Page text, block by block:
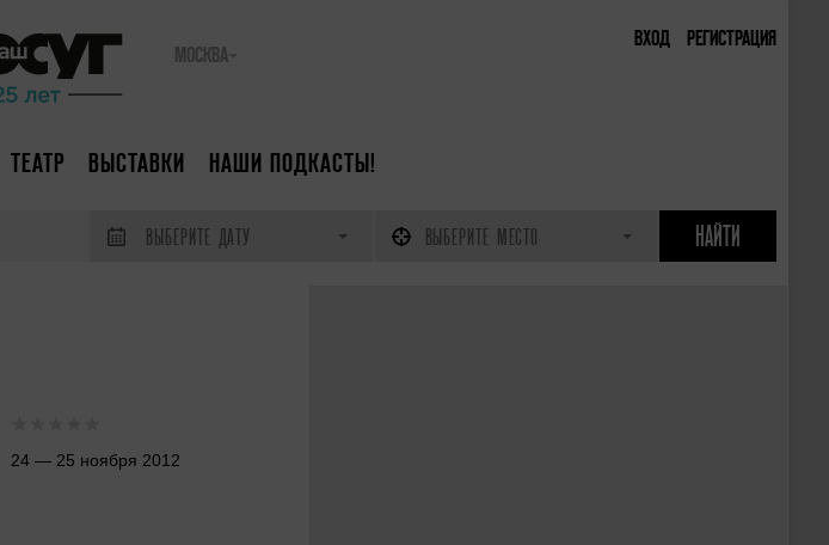
ВХОД РЕГИСТРАЦИЯ
МОСКВА
ТЕАТР ВЫСТАВКИ НАШИ ПОДКАСТЫ!
ВЫБЕРИТЕ ДАТУ ВЫБЕРИТЕ МЕСТО
24 — 25 ноября 2012